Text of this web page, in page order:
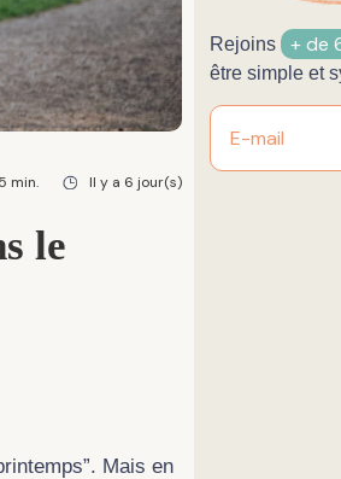
5 min. Il y a 6 jour(s)
Mais en
Rejoins + de
être simple et